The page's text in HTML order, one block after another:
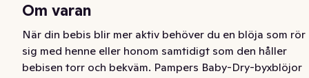
Om varan
När din bebis blir mer aktiv behöver du en blöja som rör
sig med henne eller honom samtidigt som den håller
bebisen torr och bekväm. Pampers Baby-Dry-byxblöjor